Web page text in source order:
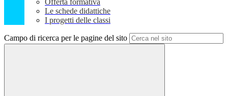
Offerta formativa
Le schede didattiche
I progetti delle classi
Campo di ricerca per le pagine del sito